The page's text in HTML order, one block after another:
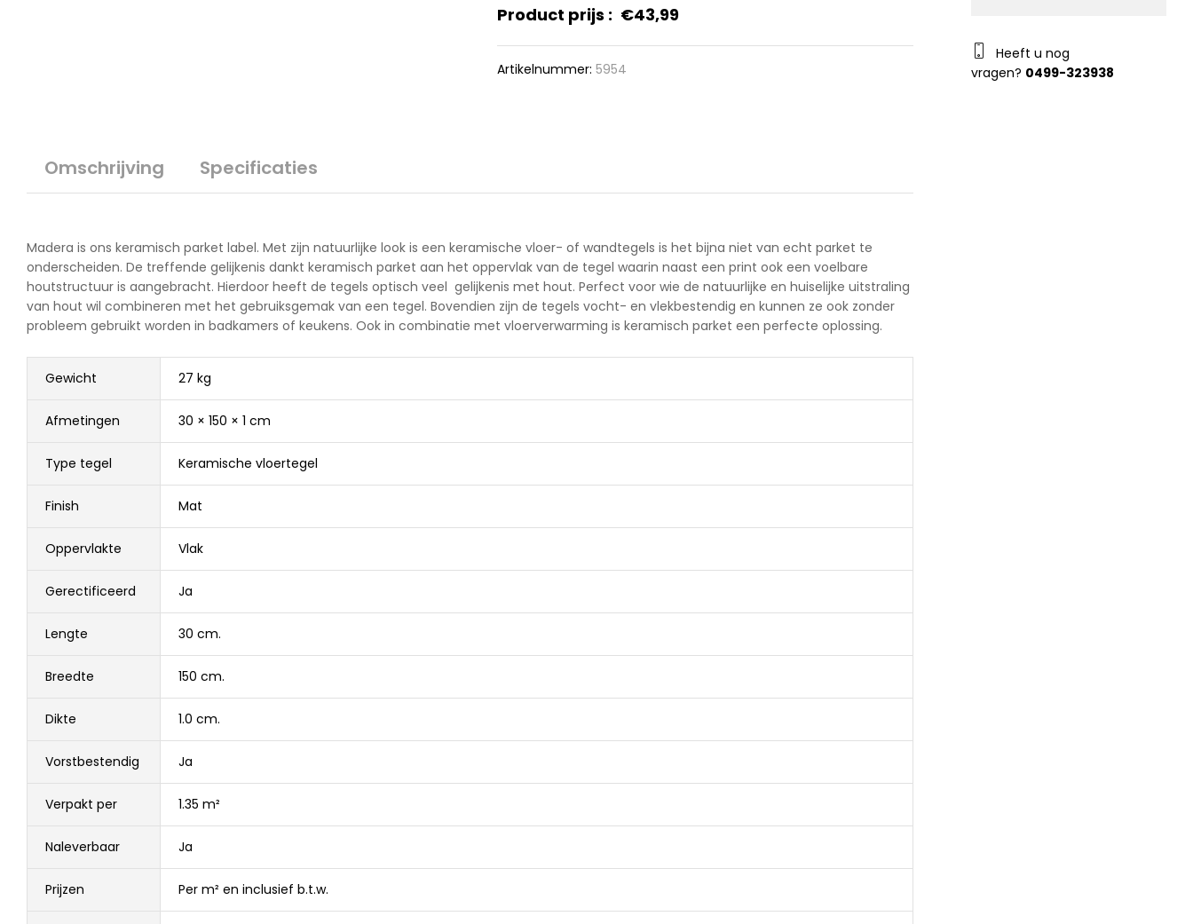
30x150x1.0
Product prijs : €43,99
Artikelnummer: 5954
Omschrijving Specificaties
Madera is ons keramisch parket label. Met zijn natuurlijke look is een keramische vloer- of wandtegels is het bijna niet van echt parket te
onderscheiden. De treffende gelijkenis dankt keramisch parket aan het oppervlak van de tegel waarin naast een print ook een voelbare
houtstructuur is aangebracht. Hierdoor heeft de tegels optisch veel gelijkenis met hout. Perfect voor wie de natuurlijke en huiselijke uitstraling
van hout wil combineren met het gebruiksgemak van een tegel. Bovendien zijn de tegels vocht- en vlekbestendig en kunnen ze ook zonder
probleem gebruikt worden in badkamers of keukens. Ook in combinatie met vloerverwarming is keramisch parket een perfecte oplossing.
Gewicht 27 kg
Afmetingen 30 × 150 × 1 cm
Type tegel Keramische vloertegel
Finish Mat
Oppervlakte Vlak
Gerectificeerd Ja
Lengte 30 cm.
Breedte 150 cm.
Dikte 1.0 cm.
Vorstbestendig Ja
Verpakt per 1.35 m²
Naleverbaar Ja
Prijzen Per m² en inclusief b.t.w.
Heeft u nog
vragen? 0499-323938